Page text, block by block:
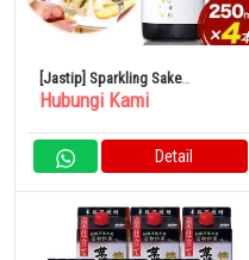
[Jastip] Sparkling Sake
Shuwashuwa 250ml x 4 Botol
Hubungi Kami
Detail